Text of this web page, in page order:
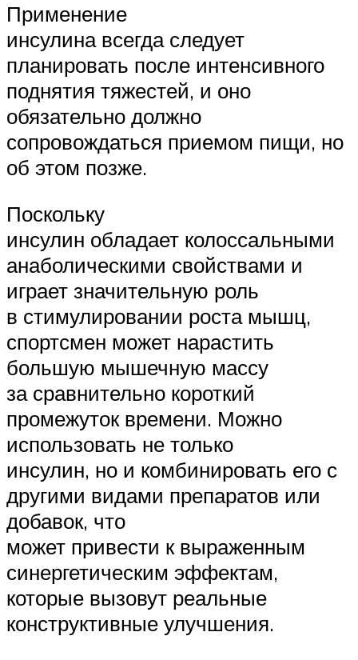
Применение
инсулина всегда следует
планировать после интенсивного
поднятия тяжестей, и оно
обязательно должно
сопровождаться приемом пищи, но
об этом позже.
Поскольку
инсулин обладает колоссальными
анаболическими свойствами и
играет значительную роль
в стимулировании роста мышц,
спортсмен может нарастить
большую мышечную массу
за сравнительно короткий
промежуток времени. Можно
использовать не только
инсулин, но и комбинировать его с
другими видами препаратов или
добавок, что
может привести к выраженным
синергетическим эффектам,
которые вызовут реальные
конструктивные улучшения.